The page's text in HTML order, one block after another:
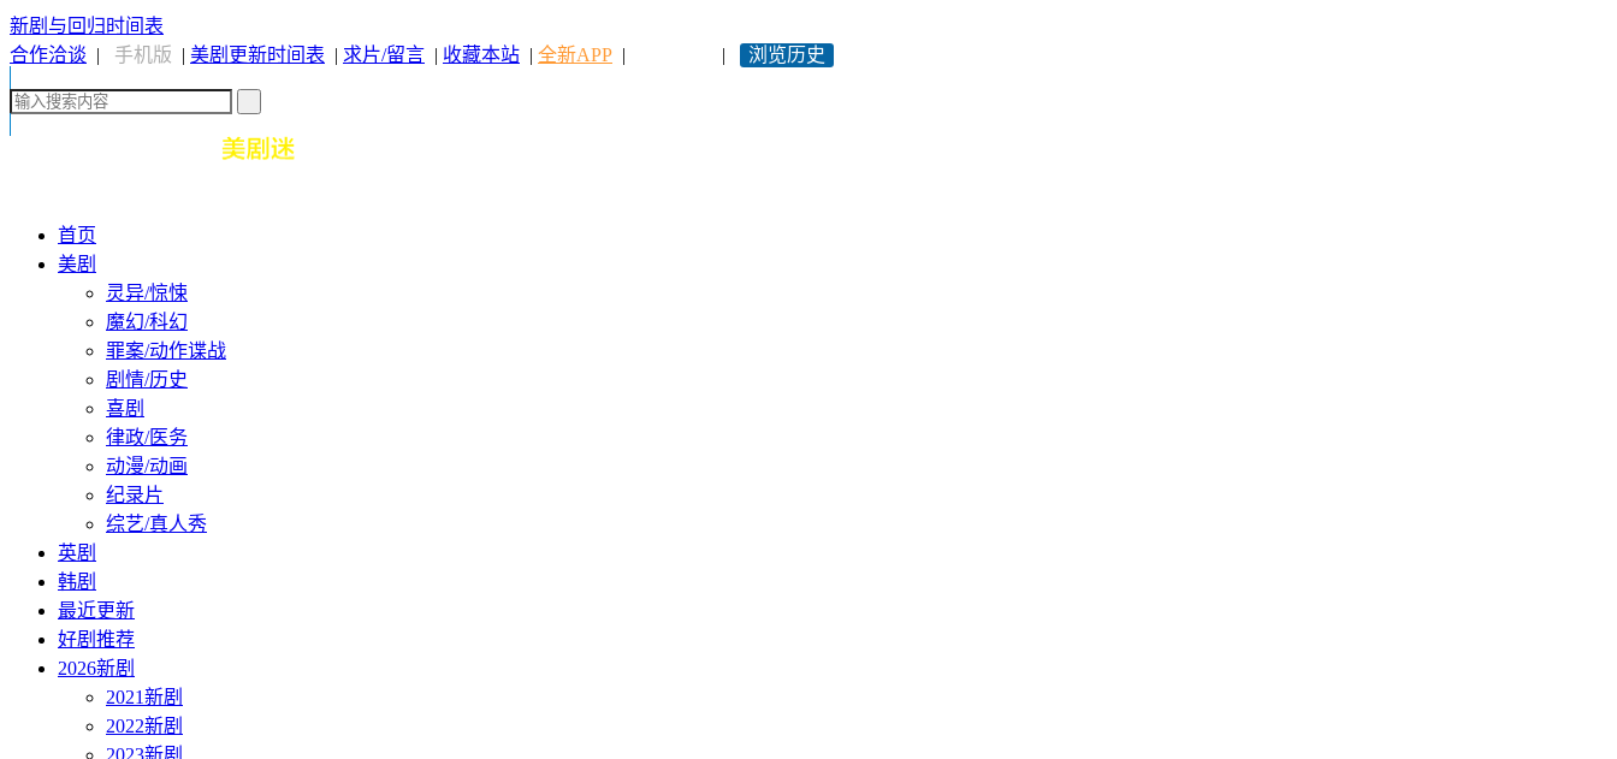
新剧与回归时间表
合作洽谈 | 手机版 | 美剧更新时间表 | 求片/留言 | 收藏本站 | 全新APP | | 浏览历史
首页
美剧
灵异/惊悚
魔幻/科幻
罪案/动作谍战
剧情/历史
喜剧
律政/医务
动漫/动画
纪录片
综艺/真人秀
英剧
韩剧
最近更新
好剧推荐
2026新剧
2021新剧
2022新剧
2023新剧